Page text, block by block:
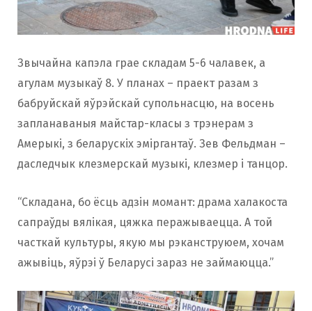
Звычайна капэла грае складам 5-6 чалавек, а
агулам музыкаў 8. У планах – праект разам з
бабруйскай яўрэйскай супольнасцю, на восень
запланаваныя майстар-класы з трэнерам з
Амерыкі, з беларускіх эміргантаў. Зев Фельдман –
даследчык клезмерскай музыкі, клезмер і танцор.
“Складана, бо ёсць адзін момант: драма халакоста
сапраўды вялікая, цяжка перажываецца. А той
часткай культуры, якую мы рэканструюем, хочам
ажывіць, яўрэі ў Беларусі зараз не займаюцца.”